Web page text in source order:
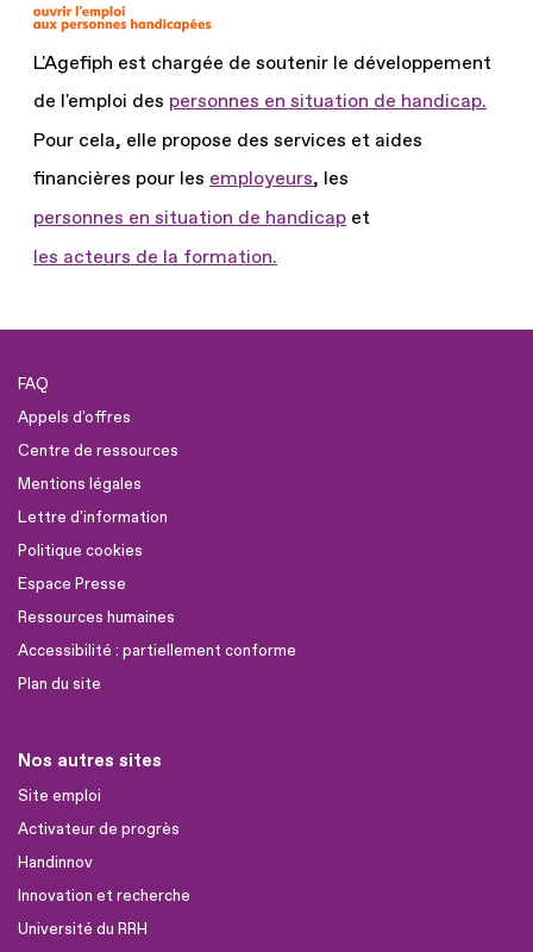
L'Agefiph est chargée de soutenir le développement
de l'emploi des personnes en situation de handicap.
Pour cela, elle propose des services et aides
financières pour les employeurs, les
personnes en situation de handicap et
les acteurs de la formation.
FAQ
Appels d'offres
Centre de ressources
Mentions légales
Lettre d'information
Politique cookies
Espace Presse
Ressources humaines
Accessibilité : partiellement conforme
Plan du site
Nos autres sites
Site emploi
Activateur de progrès
Handinnov
Innovation et recherche
Université du RRH